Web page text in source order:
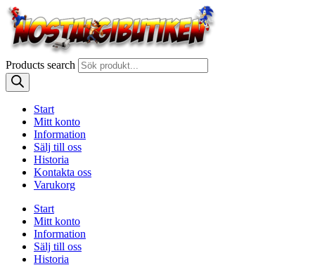
Products search
Start
Mitt konto
Information
Sälj till oss
Historia
Kontakta oss
Varukorg
Start
Mitt konto
Information
Sälj till oss
Historia